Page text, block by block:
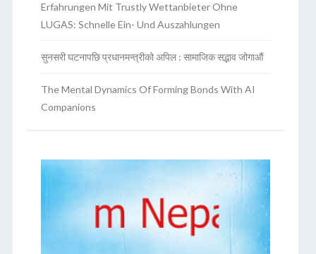
Erfahrungen Mit Trustly Wettanbieter Ohne
LUGAS: Schnelle Ein- Und Auszahlungen
सुनसरी घटनापछि प्रधानमन्त्रीको अपिल : सामाजिक सद्भाव जोगाऔं
The Mental Dynamics Of Forming Bonds With AI
Companions